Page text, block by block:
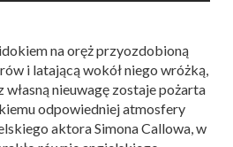
na oręż przyozdobioną
i latającą wokół niego wróżką,
nieuwagę zostaje pożarta
odpowiedniej atmosfery
aktora Simona Callowa, w